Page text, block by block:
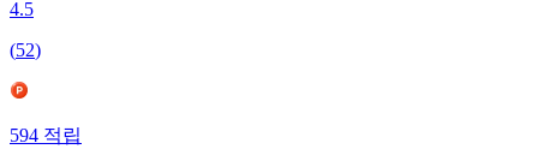
4.5
(52)
594적립